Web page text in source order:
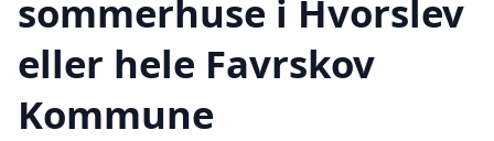
sommerhuse i Hvorslev
eller hele Favrskov
Kommune